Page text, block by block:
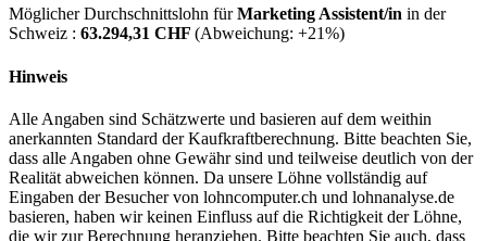
Möglicher Durchschnittslohn fürMarketing Assistent/in in der
Schweiz : 63.294,31 CHF (Abweichung: +21%)
Hinweis
Alle Angaben sind Schätzwerte und basieren auf dem weithin
anerkannten Standard der Kaufkraftberechnung. Bitte beachten Sie,
dass alle Angaben ohne Gewähr sind und teilweise deutlich von der
Realität abweichen können. Da unsere Löhne vollständig auf
Eingaben der Besucher von lohncomputer.ch und lohnanalyse.de
basieren, haben wir keinen Einfluss auf die Richtigkeit der Löhne,
die wir zur Berechnung heranziehen. Bitte beachten Sie auch, dass